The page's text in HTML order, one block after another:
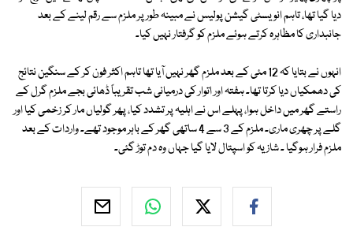
دیا گیا تھا، تاہم انویسٹی گیشن پولیس نے مبینہ طور پر ملزم سے رقم لینے کے بعد
جانبداری کا مظاہرہ کرتے ہوئے ملزم کو گرفتار نہیں کیا۔
انہوں نے بتایا کہ 12 مئی کے بعد ملزم گھر نہیں آیا تھا تاہم اکثر فون کر کے سنگین نتائج
کی دھمکیاں دیا کرتا تھا۔ ہفتہ اور اتوار کی درمیانی شب تقریباً ڈھائی بجے ملزم گرل کے
راستے گھر میں داخل ہوا، پہلے اس نے اہلیہ پر تشدد کیا، پھر گولیاں مار کر زخمی کیا اور
گلے پر چھری ماری۔ ملزم کے 3 سے 4 ساتھی گھر کے باہر موجود تھے۔ واردات کے بعد
ملزم فرار ہوگیا ۔ شازیہ کو اسپتال لایا گیا جہاں وہ دم توڑ گئی۔